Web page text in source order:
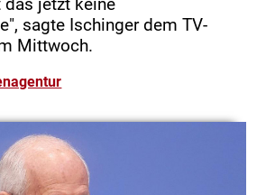
jetzt keine
sagte Ischinger dem TV-
Mittwoch.